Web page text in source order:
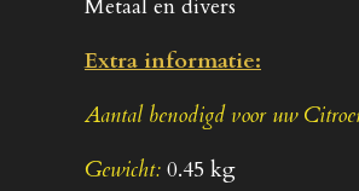
Metaal en divers
Extra informatie:
Aantal benodigd voor uw
Gewicht: 0.45 kg